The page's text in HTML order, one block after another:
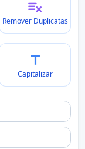
Remover Duplicatas
Capitalizar